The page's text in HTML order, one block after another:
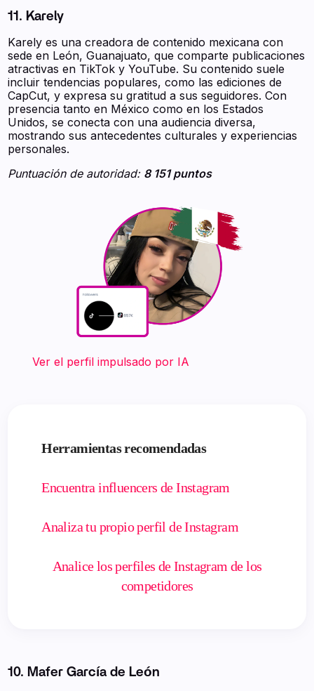
11. Karely
Karely es una creadora de contenido mexicana con
sede en León, Guanajuato, que comparte publicaciones
atractivas en TikTok y YouTube. Su contenido suele
incluir tendencias populares, como las ediciones de
CapCut, y expresa su gratitud a sus seguidores. Con
presencia tanto en México como en los Estados
Unidos, se conecta con una audiencia diversa,
mostrando sus antecedentes culturales y experiencias
personales.
Puntuación de autoridad: 8 151 puntos
‍ ‍ ‍ ‍ ‍ ‍ ‍ Ver el perfil impulsado por IA
Herramientas recomendadas
Encuentra influencers de Instagram
Analiza tu propio perfil de Instagram
Analice los perfiles de Instagram de los
competidores
10. Mafer García de León